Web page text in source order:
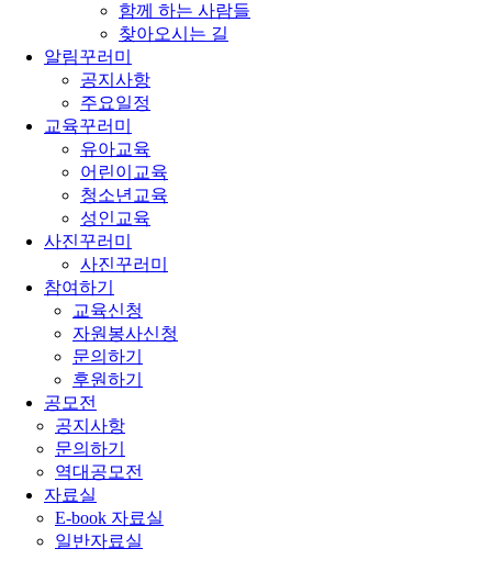
함께 하는 사람들
찾아오시는 길
알림꾸러미
공지사항
주요일정
교육꾸러미
유아교육
어린이교육
청소년교육
성인교육
사진꾸러미
사진꾸러미
참여하기
교육신청
자원봉사신청
문의하기
후원하기
공모전
공지사항
문의하기
역대공모전
자료실
E-book 자료실
일반자료실